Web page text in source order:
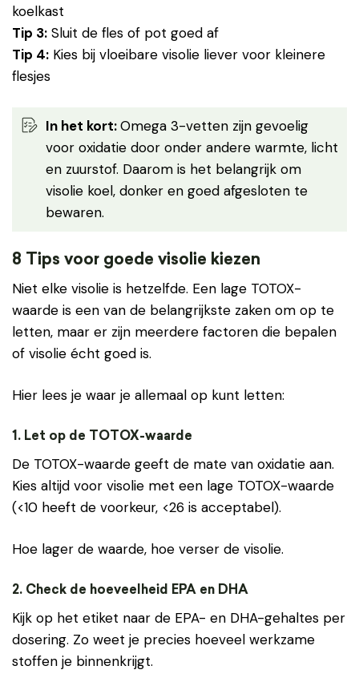
koelkast
Tip 3: Sluit de fles of pot goed af
Tip 4: Kies bij vloeibare visolie liever voor kleinere
flesjes
In het kort:Omega 3-vetten zijn gevoelig
voor oxidatie door onder andere warmte, licht
en zuurstof. Daarom is het belangrijk om
visolie koel, donker en goed afgesloten te
bewaren.
8 Tips voor goede visolie kiezen
Niet elke visolie is hetzelfde. Een lage TOTOX-
waarde is een van de belangrijkste zaken om op te
letten, maar er zijn meerdere factoren die bepalen
of visolie écht goed is.
Hier lees je waar je allemaal op kunt letten:
1. Let op de TOTOX-waarde
De TOTOX-waarde geeft de mate van oxidatie aan.
Kies altijd voor visolie met een lage TOTOX-waarde
(<10 heeft de voorkeur, <26 is acceptabel).
Hoe lager de waarde, hoe verser de visolie.
2. Check de hoeveelheid EPA en DHA
Kijk op het etiket naar de EPA- en DHA-gehaltes per
dosering. Zo weet je precies hoeveel werkzame
stoffen je binnenkrijgt.